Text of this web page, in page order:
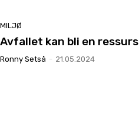
MILJØ
Avfallet kan bli en ressurs
Ronny Setså - 21.05.2024